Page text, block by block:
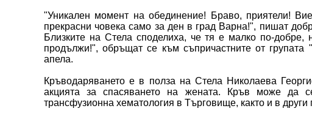
"Уникален момент на обединение! Браво, приятели!
прекрасни човека само за ден в град Варна!", пишат
Близките на Стела споделиха, че тя е малко по-
продължи!", обръщат се към съпричастните от
апела.
Кръводаряването е в полза на Стела Николаева
акцията за спасяването на жената. Кръв може
трансфузионна хематология в Търговище, както и в други